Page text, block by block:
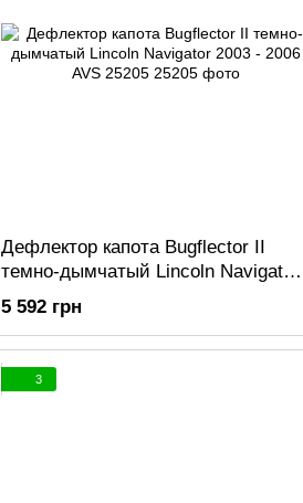
Дефлектор капота Bugflector II
темно-дымчатый Lincoln Navigator
2003 - 2006 AVS 25205
5 592 грн
3